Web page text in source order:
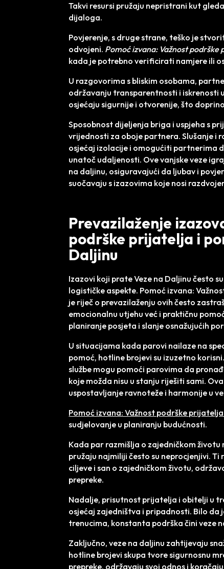
Takvi resursi pružaju nepristrani kut
dijaloga.
Povjerenje, s druge strane, teško je
odvojeni. Pomoć izvana: Važnost
kada je potrebno verificirati namjere ili
U razgovorima s bliskim osobama,
održavanju transparentnosti i iskrenosti
osjećaju sigurnije i otvorenije, što
Sposobnost dijeljenja briga i uspjeha s
vrijednosti za oboje partnera. Slušanje i
osjećaj izolacije i omogućiti partnerima
unatoč udaljenosti. Ove vanjske veze
na daljinu, osiguravajući da ljubav i
suočavaju s izazovima koje nosi
Prevazilaženje
podrške prijatelja i
Daljinu
Izazovi koji prate Veze na Daljinu često
logističke aspekte. Pomoć izvana:
je riječ o prevazilaženju ovih često
emocionalnu utjehu već i praktičnu
planiranje posjeta i slanje osnažujućih
U situacijama kada parovi nailaze na
pomoć, hotline brojevi su izuzetno
službe mogu pomoći parovima da
koje možda nisu u stanju riješiti sami.
uspostavljanje ravnoteže i harmonije u
Pomoć izvana: Važnost podrške
sudjelovanje u planiranju budućnosti.
Kada par razmišlja o zajedničkom
pružaju najmiliji često su neprocjenjivi.
ciljeve i san o zajedničkom životu,
prepreke.
Nadalje, prisutnost prijatelja i obitelji u
osjećaj zajedništva i pripadnosti. Bilo da
trenucima, konstanta podrška čini veze
Zaključno, veze na daljinu zahtijevaju
hotline brojevi skupa tvore sigurnosnu
prepreke, održavaju svoj odnos i